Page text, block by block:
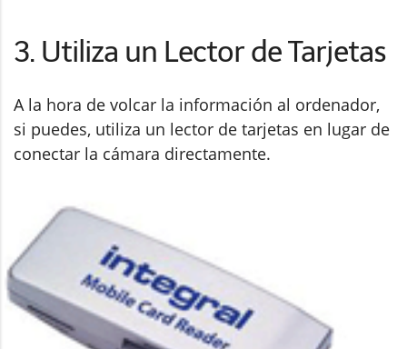
3. Utiliza un Lector de Tarjetas
A la hora de volcar la información al ordenador,
si puedes, utiliza un lector de tarjetas en lugar de
conectar la cámara directamente.